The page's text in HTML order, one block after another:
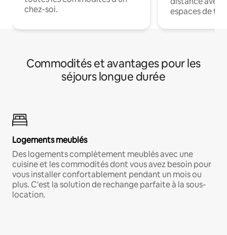
chez-soi.
espaces de
Commodités et avantages pour les
séjours longue durée
Logements meublés
Des logements complètement meublés avec une
cuisine et les commodités dont vous avez besoin pour
vous installer confortablement pendant un mois ou
plus. C'est la solution de rechange parfaite à la sous-
location.